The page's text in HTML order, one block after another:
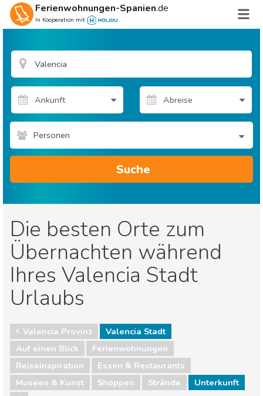
Ferienwohnungen-Spanien.de
In Kooperation mit
Personen
Suche
Die besten Orte zum
Übernachten während
Ihres Valencia Stadt
Urlaubs
Valencia Provinz
Valencia Stadt
Auf einen Blick
Ferienwohnungen
Reiseinspiration
Essen & Restaurants
Museen & Kunst
Shoppen Strände Unterkunft